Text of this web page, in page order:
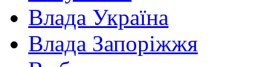
Влада Україна
Влада Запоріжжя